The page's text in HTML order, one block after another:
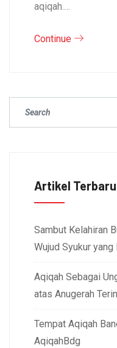
aqiqah.…
Continue
Artikel Terbaru
Sambut Kelahiran
Wujud Syukur yang
Aqiqah Sebagai
atas Anugerah
Tempat Aqiqah
AqiqahBdg